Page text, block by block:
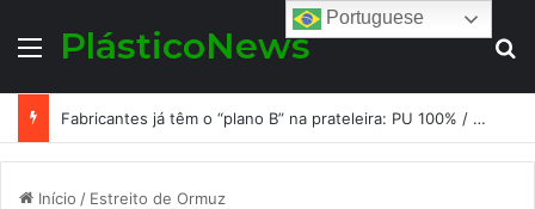
MenuPlásticoNews
Fabricantes já têm o “plano B” na prateleira: PU 100% / NC-free existe, mas ainda é pouco usado: a hora é transformar isso em projeto de resiliência
Início / Estreito de Ormuz
Portuguese